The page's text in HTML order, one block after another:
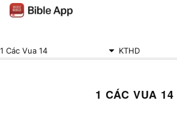
1 Các Vua 14 KTHD
1 CÁC VUA 14